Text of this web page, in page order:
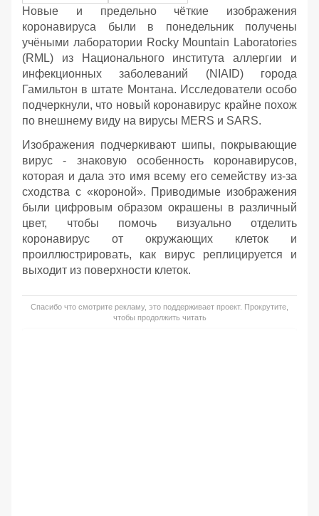
Новые и предельно чёткие изображения
коронавируса были в понедельник получены
учёными лаборатории Rocky Mountain Laboratories
(RML) из Национального института аллергии и
инфекционных заболеваний (NIAID) города
Гамильтон в штате Монтана. Исследователи особо
подчеркнули, что новый коронавирус крайне похож
по внешнему виду на вирусы MERS и SARS.
Изображения подчеркивают шипы, покрывающие
вирус - знаковую особенность коронавирусов,
которая и дала это имя всему его семейству из-за
сходства с «короной». Приводимые изображения
были цифровым образом окрашены в различный
цвет, чтобы помочь визуально отделить
коронавирус от окружающих клеток и
проиллюстрировать, как вирус реплицируется и
выходит из поверхности клеток.
Спасибо что смотрите рекламу, это поддерживает проект. Прокрутите,
чтобы продолжить читать